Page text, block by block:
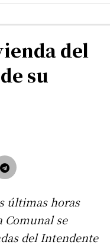
del
su
últimas horas
Comunal se
del Intendente